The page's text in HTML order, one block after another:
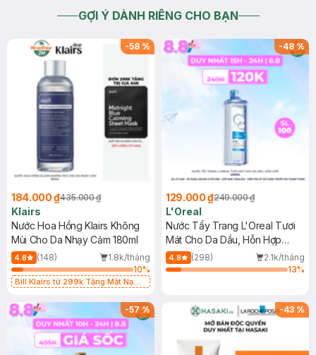
GỢI Ý DÀNH RIÊNG CHO BẠN
-58 %
184.000 ₫435.000 ₫
Klairs
Nước Hoa Hồng Klairs Không
Mùi Cho Da Nhạy Cảm 180ml
4.8 (148)
1.8k/tháng
10%
Bill Klairs từ 299k Tặng Mặt Nạ
25ml (SL Có Hạn)
-48%
129.000 ₫249.000 ₫
L'Oreal
Nước Tẩy Trang L'Oreal Tươi
Mát Cho Da Dầu, Hỗn Hợp
400ml
4.8 (298)
2.1k/tháng
13%
-57% -43 %